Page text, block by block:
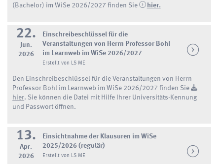
(Bachelor) im WiSe 2026/2027 finden Sie
hier.
22.
Jun.
2026
Einschreibeschlüssel für die
Veranstaltungen von Herrn Professor Bohl
im Learnweb im WiSe 2026/2027
Erstellt von LS ME
Den Einschreibeschlüssel für die Veranstaltungen von Herrn
Professor Bohl im Learnweb im WiSe 2026/2027 finden Sie
hier. Sie können die Datei mit Hilfe Ihrer Universitäts-Kennung
und Passwort öffnen.
13.
Apr.
2026
Einsichtnahme der Klausuren im WiSe
2025/2026 (regulär)
Erstellt von LS ME